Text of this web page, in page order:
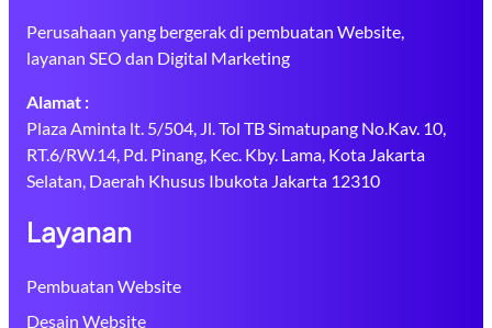
Perusahaan yang bergerak di pembuatan Website,
layanan SEO dan Digital Marketing
Alamat :
Plaza Aminta lt. 5/504, Jl. Tol TB Simatupang No.Kav. 10,
RT.6/RW.14, Pd. Pinang, Kec. Kby. Lama, Kota Jakarta
Selatan, Daerah Khusus Ibukota Jakarta 12310
Layanan
Pembuatan Website
Desain Website